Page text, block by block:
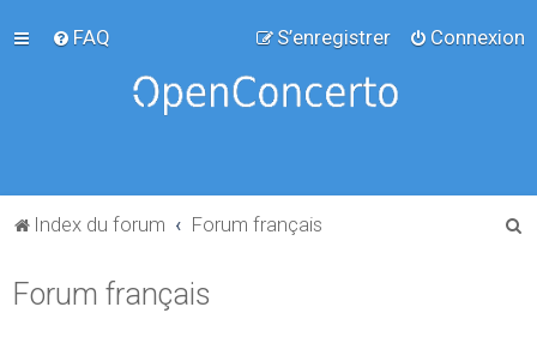
FAQ Connexion
S’enregistrer
Index du forum Forum français
Forum français